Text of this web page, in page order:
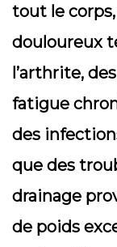
tout le
douloureux
l’arthrite,
fatigue
des
que des
drainage
de poids